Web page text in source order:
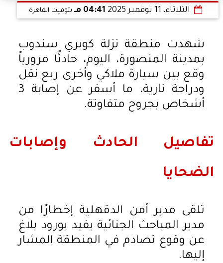
الثلاثاء، 11 نوفمبر 2025 04:41 مـ بتوقيت القاهرة
شهدت منطقة نزلة كوبري سندوب
بمدينة المنصورة، اليوم، حادثًا مرورياً
وقع بين سيارة ملاكي وأخرى ربع نقل
ودراجة نارية، ما أسفر عن إصابة 3
أشخاص بجروح متفاوتة.
تفاصيل الحادث وإصابات
الضحايا
تلقى مدير أمن الدقهلية إخطارًا من
مدير المباحث الجنائية يفيد بورود بلاغ
عن وقوع تصادم في المنطقة المشار
إليها.